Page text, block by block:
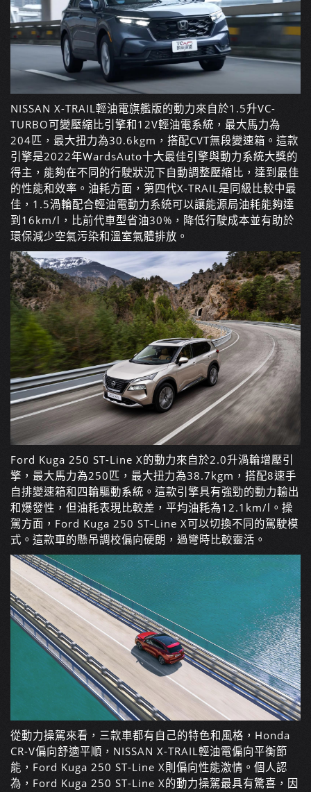
NISSAN X-TRAIL輕油電旗艦版的動力來自於1.5升VC-
TURBO可變壓縮比引擎和12V輕油電系統，最大馬力為
204匹，最大扭力為30.6kgm ，搭配CVT無段變速箱。這款
引擎是2022年WardsAuto十大最佳引擎與動力系統大獎的
得主，能夠在不同的行駛狀況下自動調整壓縮比，達到最佳
的性能和效率。油耗方面，第四代X-TRAIL是同級比較中最
佳， 1.5渦輪配合輕油電動力系統可以讓能源局油耗能夠達
到16km/l ，比前代車型省油30% ，降低行駛成本並有助於
環保減少空氣污染和溫室氣體排放。
Ford Kuga 250 ST-Line X的動力來自於2.0升渦輪增壓引
擎，最大馬力為250匹，最大扭力為38.7kgm ，搭配8速手
自排變速箱和四輪驅動系統。這款引擎具有強勁的動力輸出
和爆發性，但油耗表現比較差，平均油耗為12.1km/l 。操
駕方面， Ford Kuga 250 ST-Line X可以切換不同的駕駛模
式。這款車的懸吊調校偏向硬朗，過彎時比較靈活。
從動力操駕來看，三款車都有自己的特色和風格， Honda
CR-V偏向舒適平順， NISSAN X-TRAIL輕油電偏向平衡節
能， Ford Kuga 250 ST-Line X則偏向性能激情。個人認
為， Ford Kuga 250 ST-Line X的動力操駕最具有驚喜，因